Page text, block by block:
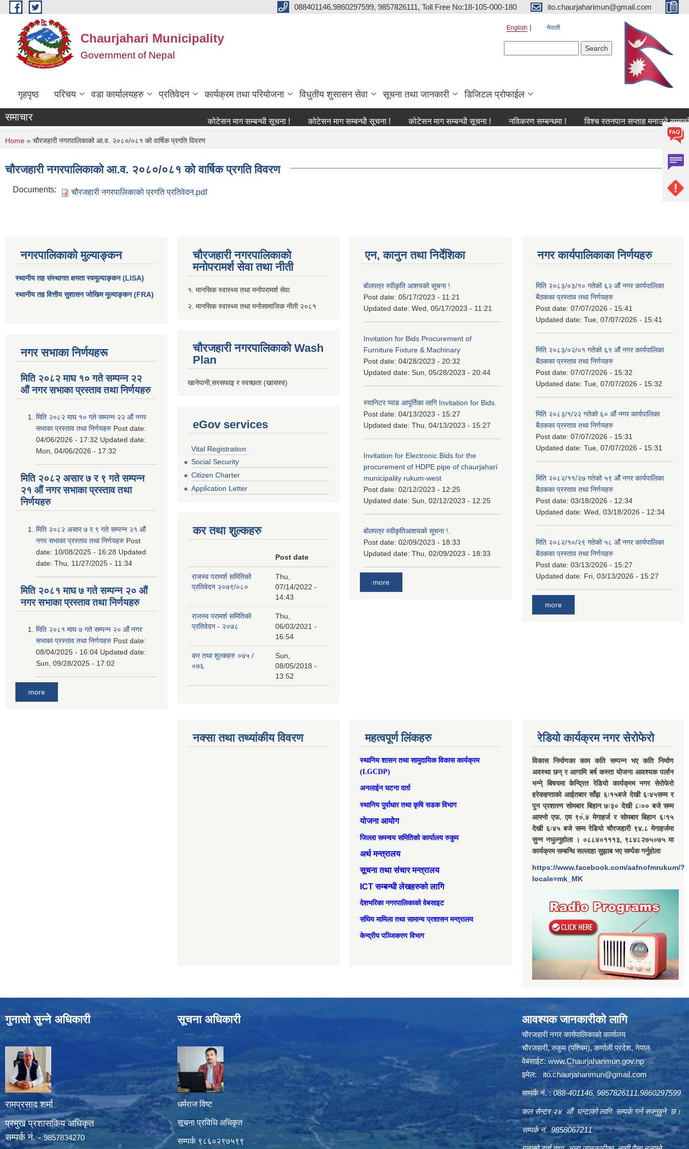
Skip to main content 088401146,9860297599, 9857826111, Toll Free No:18-105-000-180 ito.chaurjaharimun@gmail.com
Chaurjahari Municipality
Government of Nepal
English नेपाली
गृहपृष्ठ परिचय वडा कार्यालयहरु प्रतिवेदन कार्यक्रम तथा परियोजना विधुतीय शुसासन सेवा सूचना तथा जानकारी डिजिटल प्रोफाईल
समाचार कोटेसन माग सम्बन्धी सूचना ! कोटेसन माग सम्बन्धी सूचना ! कोटेसन माग सम्बन्धी सूचना ! नविकरण सम्बन्धमा ! विश्च स्तनपान सप्ताह मनाउने सम्बन्धी सूचना
You are here
Home » चौरजहारी नगरपालिकाको आ.व. २०८०/०८१ को वार्षिक प्रगति विवरण
चौरजहारी नगरपालिकाको आ.व. २०८०/०८१ को वार्षिक प्रगति विवरण
Documents: चौरजहारी नगरपालिकाको प्रगति प्रतिवेदन.pdf
नगरपालिकाको मुल्याङ्कन
स्थानीय तह संस्थागत क्षमता स्वमूल्याङ्कन (LISA)
स्थानीय तह वित्तीय सुशासन जोखिम मूल्याङ्कन (FRA)
नगर सभाका निर्णयहरू
मिति २०८२ माघ १० गते सम्पन्न २२
औं नगर सभाका प्रस्ताव तथा निर्णयहरु
मिति २०८२ माघ १० गते सम्पन्न २२ औं नगर
सभाका प्रस्ताव तथा निर्णयहरु Post date:
04/06/2026 - 17:32 Updated date:
Mon, 04/06/2026 - 17:32
मिति २०८२ असार ७ र ९ गते सम्पन्न
२१ औं नगर सभाका प्रस्ताव तथा
निर्णयहरु
मिति २०८२ असार ७ र ९ गते सम्पन्न २१ औं
नगर सभाका प्रस्ताव तथा निर्णयहरु Post
date: 10/08/2025 - 16:28 Updated
date: Thu, 11/27/2025 - 11:34
मिति २०८१ माघ ७ गते सम्पन्न २० औं
नगर सभाका प्रस्ताव तथा निर्णयहरु
मिति २०८१ माघ ७ गते सम्पन्न २० औं नगर
सभाका प्रस्ताव तथा निर्णयहरु Post date:
08/04/2025 - 16:04 Updated date:
Sun, 09/28/2025 - 17:02
more
चौरजहारी नगरपालिकाको
मनोपरामर्श सेवा तथा नीती
१. मानसिक स्वास्थ्य तथा मनोपरामर्श सेवा
२. मानसिक स्वास्थ्य तथा मनोसामाजिक नीती २०८१
चौरजहारी नगरपालिकाको Wash
Plan
खानेपानी,सरसफाइ र स्वच्छता (खासस्व)
eGov services
Vital Registration
Social Security
Citizen Charter
Application Letter
कर तथा शुल्कहरु
Post date
राजस्व परामर्श समितिको
प्रतिवेदन २०७९/०८०
Thu,
07/14/2022 -
14:43
राजस्व परामर्श समितिको
प्रतिवेदन - २०७८
Thu,
06/03/2021 -
16:54
कर तथा शुल्कहरु ०७५ /
०७६
Sun,
08/05/2018 -
13:52
एन, कानुन तथा निर्देशिका
बोलपत्र स्वीकृति आशयको सूचना !
Post date: 05/17/2023 - 11:21
Updated date: Wed, 05/17/2023 - 11:21
Invitation for Bids Procurement of
Furniture Fixture & Machinary
Post date: 04/28/2023 - 20:32
Updated date: Sun, 05/28/2023 - 20:44
स्यानिटर प्याड आपूर्तिका लागि Invitation for Bids.
Post date: 04/13/2023 - 15:27
Updated date: Thu, 04/13/2023 - 15:27
Invitation for Electronic Bids for the
procurement of HDPE pipe of chaurjahari
municipality rukum-west
Post date: 02/12/2023 - 12:25
Updated date: Sun, 02/12/2023 - 12:25
बोलपत्र स्वीकृतिआशयको सूचना !.
Post date: 02/09/2023 - 18:33
Updated date: Thu, 02/09/2023 - 18:33
more
नगर कार्यपालिकाका निर्णयहरु
मिति २०८३/०३/१० गतेको ६२ औं नगर कार्यपालिका
बैठकका प्रस्ताव तथा निर्णयहरु
Post date: 07/07/2026 - 15:41
Updated date: Tue, 07/07/2026 - 15:41
मिति २०८३/०२/०१ गतेको ६१ औं नगर कार्यपालिका
बैठकका प्रस्ताव तथा निर्णयहरु
Post date: 07/07/2026 - 15:32
Updated date: Tue, 07/07/2026 - 15:32
मिति २०८३/१/२२ गतेको ६० औं नगर कार्यपालिका
बैठकका प्रस्ताव तथा निर्णयहरु
Post date: 07/07/2026 - 15:31
Updated date: Tue, 07/07/2026 - 15:31
मिति २०८२/११/२७ गतेको ५९ औं नगर कार्यपालिका
बैठकका प्रस्ताव तथा निर्णयहरु
Post date: 03/18/2026 - 12:34
Updated date: Wed, 03/18/2026 - 12:34
मिति २०८२/१०/२९ गतेको ५८ औं नगर कार्यपालिका
बैठकका प्रस्ताव तथा निर्णयहरु
Post date: 03/13/2026 - 15:27
Updated date: Fri, 03/13/2026 - 15:27
more
नक्सा तथा तथ्यांकीय विवरण महत्वपूर्ण लिंकहरु
स्थानिय शासन तथा सामुदायिक विकास कार्यक्रम
(LGCDP)
अनलाईन घटना दर्ता
स्थानिय पुर्वाधार तथा कृषि सडक विभाग
योजना आयोग
जिल्ला समन्वय समितिको कार्यालय रुकुम
अर्थ मन्त्रालय
सूचना तथा संचार मन्त्रालय
ICT सम्बन्धी लेखहरुको लागि
देशभरिका नगरपालिकाको वेबसाइट
संघिय मामिला तथा सामान्‍य प्रशासन मन्त्रालय
केन्द्रीय पञ्जिकरण विभाग
रेडियो कार्यक्रम नगर सेरोफेरो
विकास निर्माणका काम कति सम्पन्न भए कति निर्माण
अवस्था छन् र आगामि बर्ष कस्ता योजना आवश्यक पर्लान
भन्ने् बिषयमा केन्द्रित रेडियो कार्यक्रम नगर सेरोफेरो
हरेकहप्ताको आईतबार साँझ ६ः१५बजे देखी ६ः४५सम्म र
पुन प्रशारण सोमबार बिहान ७ः३० देखी ८ः०० बजे सम्म
आफ्नो एफ. एम ९०ं.४ मेगाहर्ज र सोमबार बिहान ६ः१५
देखी ६ः४५ बजे सम्म रेडियो चौरजहारी ९४.८ मेगाहर्जमा
सुन्न नभुल्नुहोला । ०८८४०१११३, ९८४८२७५०७५ मा
कार्यक्रम सम्बन्धि सल्लाहा सुझाब भए सर्म्पक गर्नुहोला
https://www.facebook.com/aafnofmrukum/?
locale=mk_MK
गुनासो सुन्ने अधिकारी
रामप्रसाद शर्मा
प्रमुख प्रशासकिय अधिकृत
सम्पर्क नं. - 9857834270
सूचना अधिकारी
धर्मराज विष्ट
सूचना प्रविधि अधिकृत
सम्पर्क ९८६०२९७५९९
आवश्यक जानकारीको लागि
चौरजहारी नगर कार्यपालिकाको कार्यालय
चौरजहारी, रुकुम (पश्चिम), कर्णाली प्रदेश, नेपाल
वेबसाईट:www.Chaurjaharimun.gov.np
इमेल: ito.chaurjaharimun@gmail.com
सम्पर्क नं. : 088-401146, 9857826111,9860297599
कल सेन्टर २४ औं घन्टाको लागि सम्पर्क गर्न सक्नुहुने छ।
सम्पर्क नं. 9858067211